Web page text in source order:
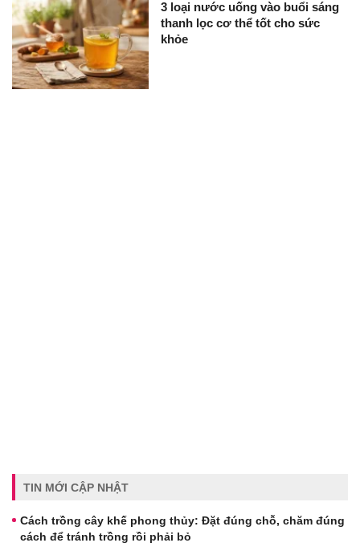
3 loại nước uống vào buổi sáng
thanh lọc cơ thể tốt cho sức
khỏe
TIN MỚI CẬP NHẬT
Cách trồng cây khế phong thủy: Đặt đúng chỗ, chăm đúng
cách để tránh trồng rồi phải bỏ